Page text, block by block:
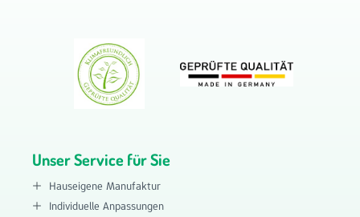
Unser Service für Sie
Hauseigene Manufaktur
Individuelle Anpassungen